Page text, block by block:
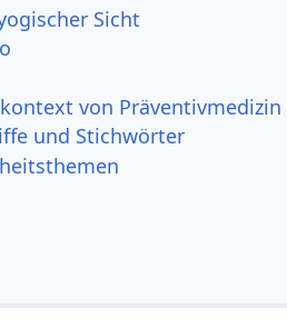
Sicht
von Präventivmedizin
und Stichwörter